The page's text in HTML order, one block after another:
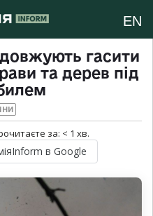
EN
гасити
та дерев під
за: < 1 хв.
в Google